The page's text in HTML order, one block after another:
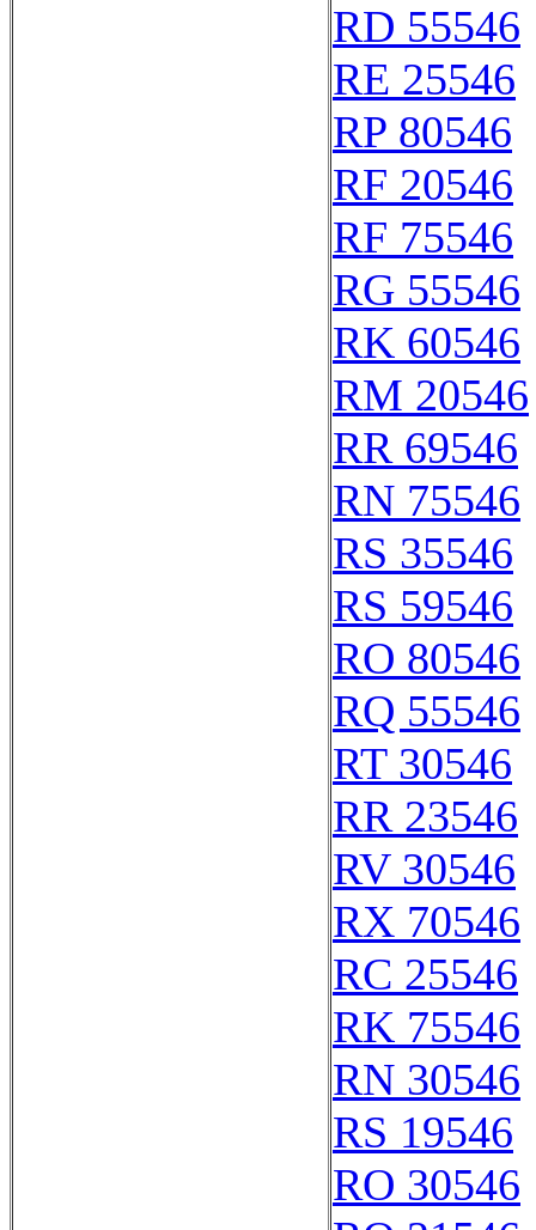
RD 55546
RE 25546
RP 80546
RF 20546
RF 75546
RG 55546
RK 60546
RM 20546
RR 69546
RN 75546
RS 35546
RS 59546
RO 80546
RQ 55546
RT 30546
RR 23546
RV 30546
RX 70546
RC 25546
RK 75546
RN 30546
RS 19546
RO 30546